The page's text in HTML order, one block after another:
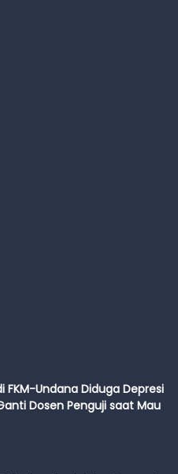
FKM-Undana Diduga Depresi
Dosen Penguji saat Mau